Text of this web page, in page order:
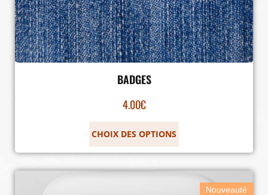
BADGES
4.00€
CHOIX DES OPTIONS
Nouveauté